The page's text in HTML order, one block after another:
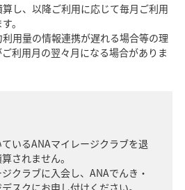
し、以降ご利用に応じて毎月ご利用
。
用量の情報連携が遅れる場合等の理
利用月の翌々月になる場合がありま
いるANAマイレージクラブを退
されません。
クラブに入会し、ANAでんき・
スクにお申し付けください。